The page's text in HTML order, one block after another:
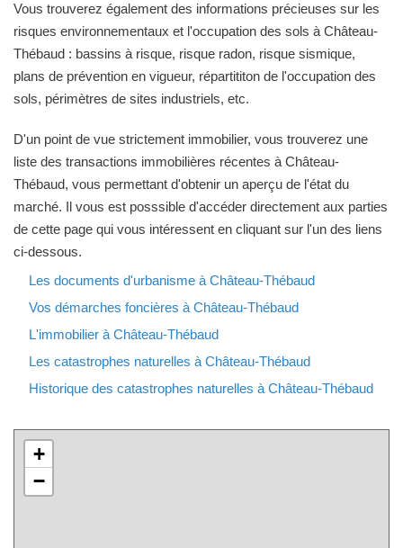
Vous trouverez également des informations précieuses sur les
risques environnementaux et l'occupation des sols à Château-
Thébaud : bassins à risque, risque radon, risque sismique,
plans de prévention en vigueur, répartititon de l'occupation des
sols, périmètres de sites industriels, etc.
D'un point de vue strictement immobilier, vous trouverez une
liste des transactions immobilières récentes à Château-
Thébaud, vous permettant d'obtenir un aperçu de l'état du
marché. Il vous est posssible d'accéder directement aux parties
de cette page qui vous intéressent en cliquant sur l'un des liens
ci-dessous.
Les documents d'urbanisme à Château-Thébaud
Vos démarches foncières à Château-Thébaud
L'immobilier à Château-Thébaud
Les catastrophes naturelles à Château-Thébaud
Historique des catastrophes naturelles à Château-Thébaud
+
−